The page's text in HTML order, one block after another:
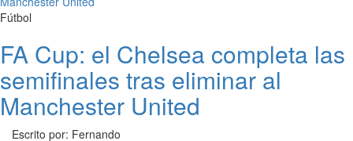
Fútbol
FA Cup: el Chelsea completa las
semifinales tras eliminar al
Manchester United
Escrito por: Fernando